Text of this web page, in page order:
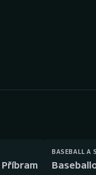
Volejbal
BASEBALL A